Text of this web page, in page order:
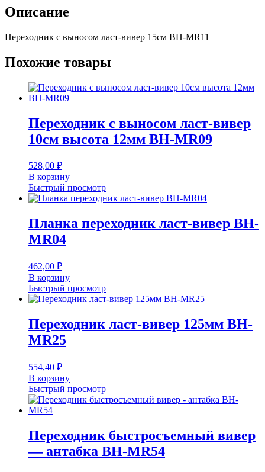
15см
BH-
Описание
Переходник с выносом ласт-вивер 15см BH-MR11
Похожие товары
Переходник с выносом ласт-вивер
10см высота 12мм BH-MR09
528,00 ₽
В корзину
Быстрый просмотр
Планка переходник ласт-вивер BH-
MR04
462,00 ₽
В корзину
Быстрый просмотр
Переходник ласт-вивер 125мм BH-
MR25
554,40 ₽
В корзину
Быстрый просмотр
Переходник быстросъемный вивер
— антабка BH-MR54